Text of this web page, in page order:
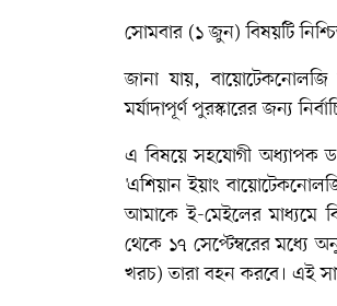
সোমবার (১ জুন) বিষয়টি
জানা যায়,
মর্যাদাপূর্ণ পুরস্কারের জন্য
এ বিষয়ে সহযোগী অধ্যাপক
'এশিয়ান ইয়াং
আমাকে ই-মেইলের মাধ্যমে
থেকে ১৭ সেপ্টেম্বরের মধ্যে
খরচ) তারা বহন করবে। এই